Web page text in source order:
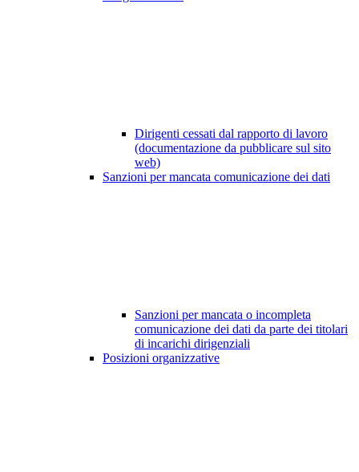
Dirigenti cessati dal rapporto di lavoro
(documentazione da pubblicare sul sito
web)
Sanzioni per mancata comunicazione dei dati
Sanzioni per mancata o incompleta
comunicazione dei dati da parte dei titolari
di incarichi dirigenziali
Posizioni organizzative